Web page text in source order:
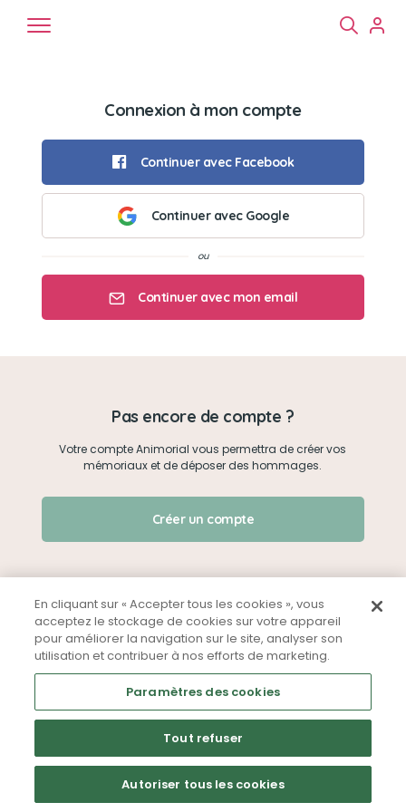
Chats
Créer un mémorial
Qui sommes-nous ?
Nous contacter
Partager sur Facebook
Connexion à mon compte
Continuer avec Facebook
Continuer avec Google
Continuer avec mon email
Je me connecte
Pas encore de compte ?
Votre compte Animorial vous permettra de créer vos
mémoriaux et de déposer des hommages.
Créer un compte
Mentions légales CGU Politique de confidentialité
En cliquant sur « Accepter tous les cookies », vous
acceptez le stockage de cookies sur votre appareil
pour améliorer la navigation sur le site, analyser son
utilisation et contribuer à nos efforts de marketing.
Paramètres des cookies
Tout refuser
Autoriser tous les cookies